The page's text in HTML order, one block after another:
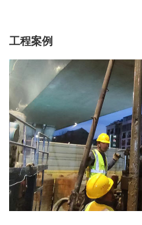
工程案例